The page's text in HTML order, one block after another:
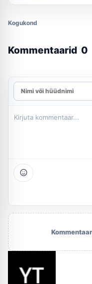
Kogukond
Kommentaarid 0